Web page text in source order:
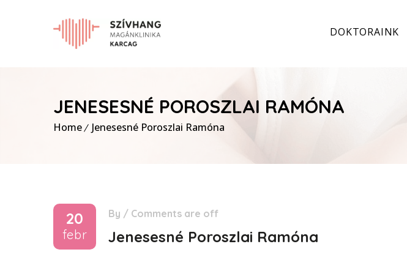
DOKTORAINK
JENESESNÉ POROSZLAI RAMÓNA
Home Jenesesné Poroszlai Ramóna
20
febr
By / Comments are off
Jenesesné Poroszlai Ramóna